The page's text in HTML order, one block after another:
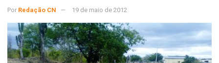
Por Redação CN 19 de maio de 2012